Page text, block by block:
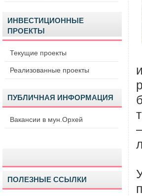
ИНВЕСТИЦИОННЫЕ
ПРОЕКТЫ
Текущие проекты
Реализованные проекты
ПУБЛИЧНАЯ ИНФОРМАЦИЯ
Вакансии в мун.Орхей
ПОЛЕЗНЫЕ ССЫЛКИ